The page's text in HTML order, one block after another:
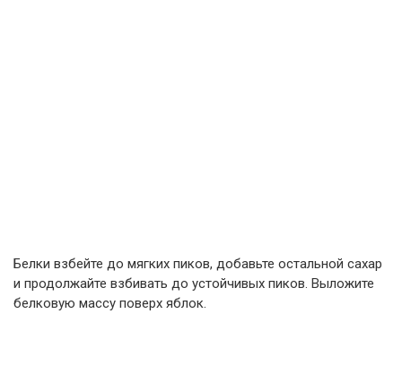
Белки взбейте до мягких пиков, добавьте остальной сахар
и продолжайте взбивать до устойчивых пиков. Выложите
белковую массу поверх яблок.